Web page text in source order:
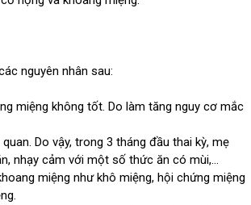
nguyên nhân sau:
miệng không tốt. Do làm tăng nguy cơ mắc
Do vậy, trong 3 tháng đầu thai kỳ, mẹ
nhạy cảm với một số thức ăn có mùi,...
miệng như khô miệng, hội chứng miệng